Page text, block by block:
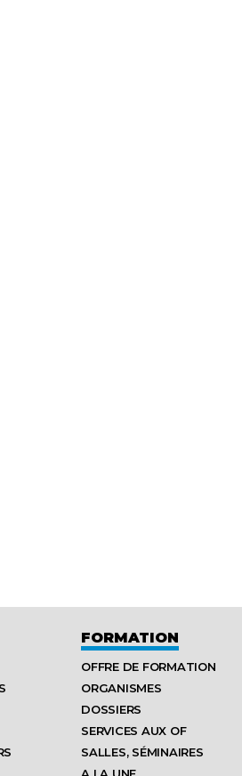
FORMATION
OFFRE DE FORMATION
ORGANISMES
DOSSIERS
SERVICES AUX OF
SALLES, SÉMINAIRES